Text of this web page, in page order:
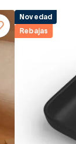
Novedad
Rebajas